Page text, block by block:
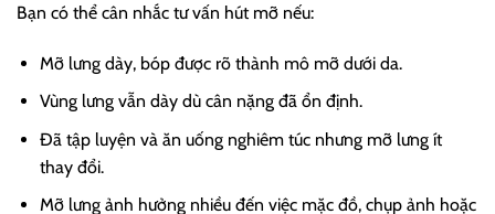
Bạn có thể cân nhắc tư vấn hút mỡ nếu:
Mỡ lưng dày, bóp được rõ thành mô mỡ dưới da.
Vùng lưng vẫn dày dù cân nặng đã ổn định.
Đã tập luyện và ăn uống nghiêm túc nhưng mỡ lưng ít
thay đổi.
Mỡ lưng ảnh hưởng nhiều đến việc mặc đồ, chụp ảnh hoặc